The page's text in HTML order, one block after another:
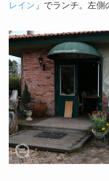
レイン 」でランチ。左側